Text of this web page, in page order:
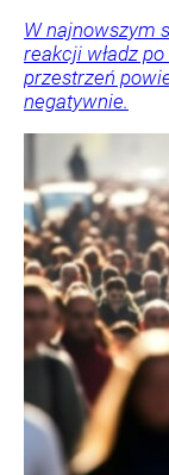
W najnowszym
reakcji władz
przestrzeń
negatywnie.